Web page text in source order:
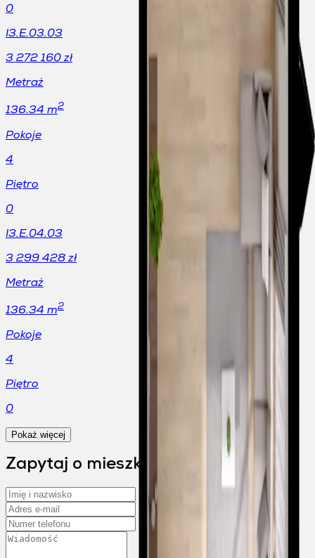
0
I3.E.03.03
3 272 160zł
Metraż
136.34 m2
Pokoje
4
Piętro
0
I3.E.04.03
3 299 428zł
Metraż
136.34 m2
Pokoje
4
Piętro
0
Pokaż więcej
Zapytaj o mieszkanie